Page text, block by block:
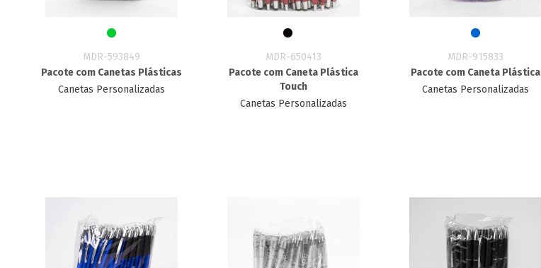
MDR-593849
Pacote com Canetas Plásticas
Canetas Personalizadas
MDR-650413
Pacote com Caneta Plástica
Touch
Canetas Personalizadas
MDR-915833
Pacote com Caneta Plástica
Canetas Personalizadas